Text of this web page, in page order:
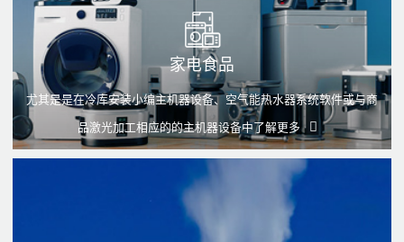
家电食品
尤其是是在冷库安装小编主机器设备、空气能热水器系统软件或与商
品激光加工相应的的主机器设备中了解更多